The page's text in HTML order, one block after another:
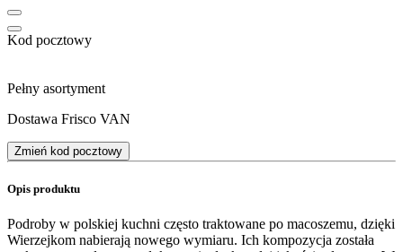
Kod pocztowy
Pełny asortyment
Dostawa Frisco VAN
Zmień kod pocztowy
Opis produktu
Podroby w polskiej kuchni często traktowane po macoszemu, dzięki
Wierzejkom nabierają nowego wymiaru. Ich kompozycja została